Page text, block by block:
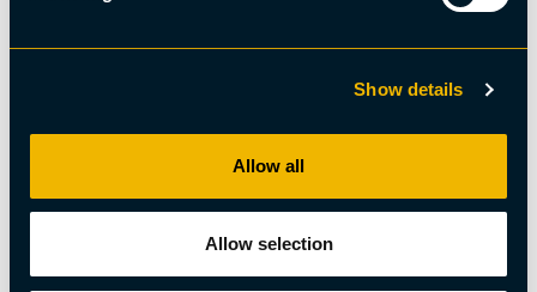
Show details
Allow all
Allow selection
Norrsken